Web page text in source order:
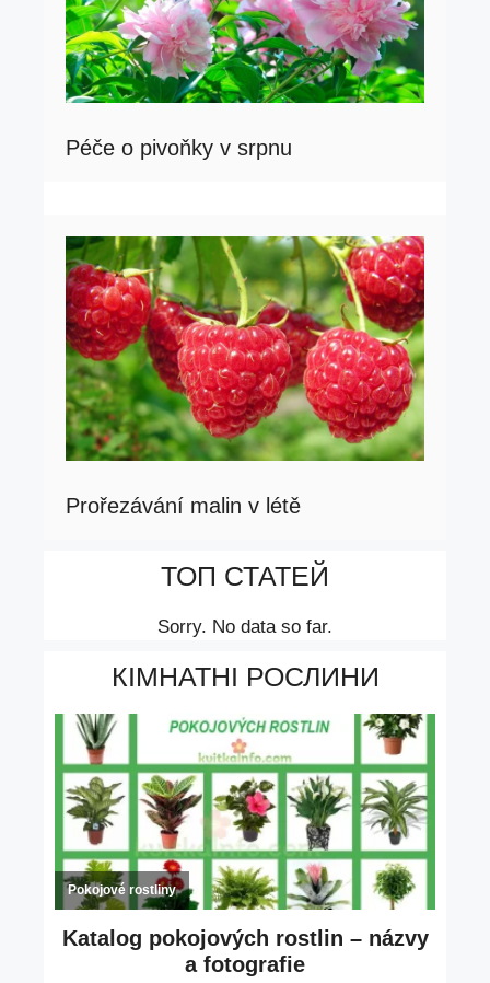
Péče o pivoňky v srpnu
Prořezávání malin v létě
ТОП СТАТЕЙ
Sorry. No data so far.
КІМНАТНІ РОСЛИНИ